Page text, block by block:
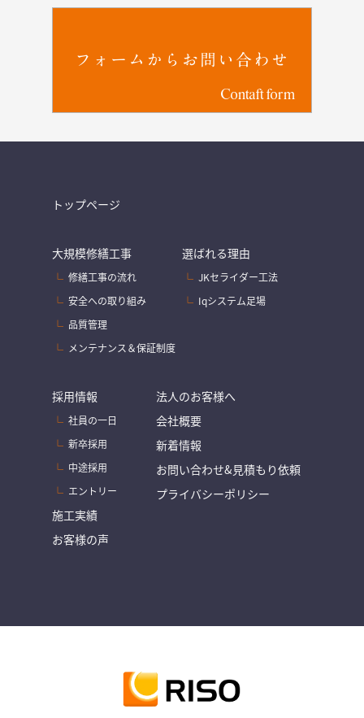
Contaft form
フォームからお問い合わせ
トップページ
大規模修繕工事
修繕工事の流れ
安全への取り組み
品質管理
メンテナンス＆保証制度
選ばれる理由
JKセライダー工法
Iqシステム足場
採用情報
社員の一日
新卒採用
中途採用
エントリー
施工実績
お客様の声
法人のお客様へ
会社概要
新着情報
お問い合わせ&見積もり依頼
プライバシーポリシー